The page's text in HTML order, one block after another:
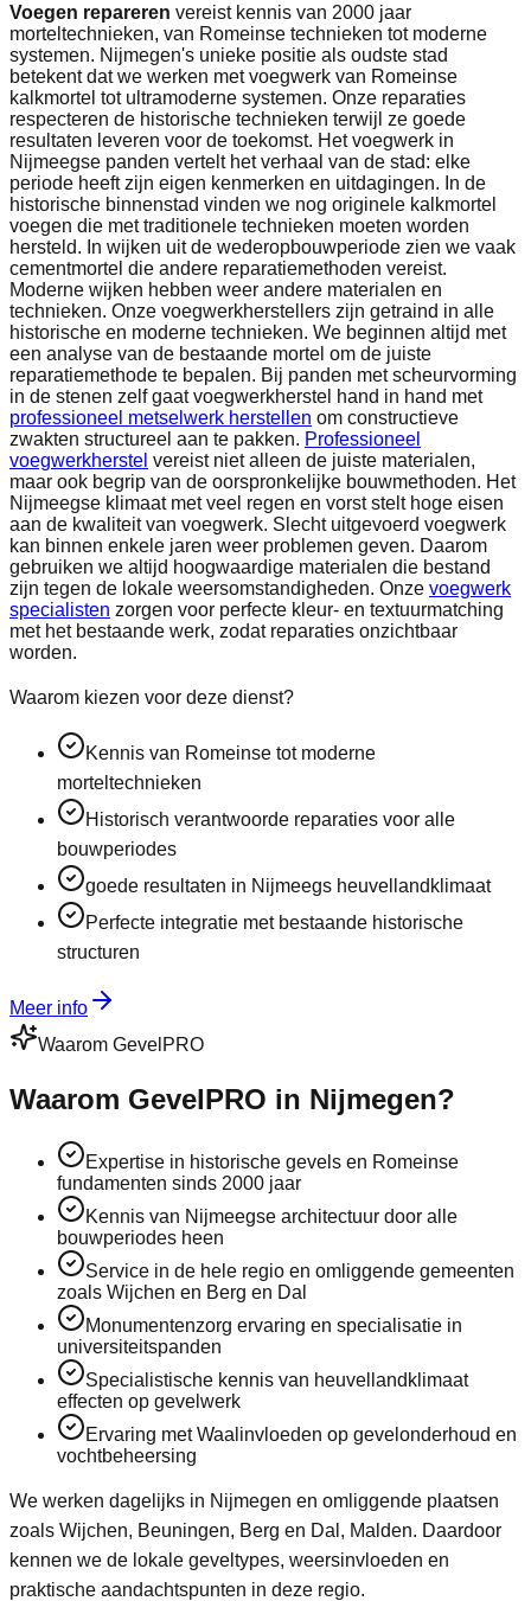
Voegen repareren vereist kennis van 2000 jaar
morteltechnieken, van Romeinse technieken tot moderne
systemen. Nijmegen's unieke positie als oudste stad
betekent dat we werken met voegwerk van Romeinse
kalkmortel tot ultramoderne systemen. Onze reparaties
respecteren de historische technieken terwijl ze goede
resultaten leveren voor de toekomst. Het voegwerk in
Nijmeegse panden vertelt het verhaal van de stad: elke
periode heeft zijn eigen kenmerken en uitdagingen. In de
historische binnenstad vinden we nog originele kalkmortel
voegen die met traditionele technieken moeten worden
hersteld. In wijken uit de wederopbouwperiode zien we vaak
cementmortel die andere reparatiemethoden vereist.
Moderne wijken hebben weer andere materialen en
technieken. Onze voegwerkherstellers zijn getraind in alle
historische en moderne technieken. We beginnen altijd met
een analyse van de bestaande mortel om de juiste
reparatiemethode te bepalen. Bij panden met scheurvorming
in de stenen zelf gaat voegwerkherstel hand in hand met
professioneel metselwerk herstellen om constructieve
zwakten structureel aan te pakken. Professioneel
voegwerkherstel vereist niet alleen de juiste materialen,
maar ook begrip van de oorspronkelijke bouwmethoden. Het
Nijmeegse klimaat met veel regen en vorst stelt hoge eisen
aan de kwaliteit van voegwerk. Slecht uitgevoerd voegwerk
kan binnen enkele jaren weer problemen geven. Daarom
gebruiken we altijd hoogwaardige materialen die bestand
zijn tegen de lokale weersomstandigheden. Onze voegwerk
specialisten zorgen voor perfecte kleur- en textuurmatching
met het bestaande werk, zodat reparaties onzichtbaar
worden.
Waarom kiezen voor deze dienst?
Kennis van Romeinse tot moderne
morteltechnieken
Historisch verantwoorde reparaties voor alle
bouwperiodes
goede resultaten in Nijmeegs heuvellandklimaat
Perfecte integratie met bestaande historische
structuren
Meer info
Waarom GevelPRO
Waarom GevelPRO in Nijmegen?
Expertise in historische gevels en Romeinse
fundamenten sinds 2000 jaar
Kennis van Nijmeegse architectuur door alle
bouwperiodes heen
Service in de hele regio en omliggende gemeenten
zoals Wijchen en Berg en Dal
Monumentenzorg ervaring en specialisatie in
universiteitspanden
Specialistische kennis van heuvellandklimaat
effecten op gevelwerk
Ervaring met Waalinvloeden op gevelonderhoud en
vochtbeheersing
We werken dagelijks in Nijmegen en omliggende plaatsen
zoals Wijchen, Beuningen, Berg en Dal, Malden. Daardoor
kennen we de lokale geveltypes, weersinvloeden en
praktische aandachtspunten in deze regio.